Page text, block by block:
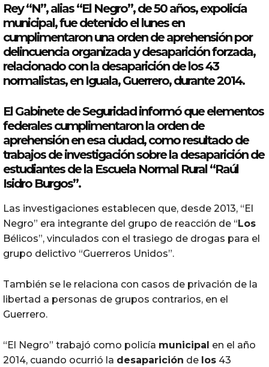
Rey “N”, alias “El Negro”, de 50 años,expolicía
municipal, fue detenido el lunes en
cumplimentaron una orden de aprehensión por
delincuencia organizada ydesapariciónforzada,
relacionado con ladesaparicióndelos43
normalistas, en Iguala, Guerrero, durante 2014.
El Gabinete de Seguridad informó que elementos
federales cumplimentaron la orden de
aprehensión en esa ciudad, como resultado de
trabajos de investigación sobre ladesapariciónde
estudiantes de la Escuela Normal Rural “Raúl
Isidro Burgos”.
Las investigaciones establecen que, desde 2013, “El
Negro” era integrante del grupo de reacción de “Los
Bélicos”, vinculados con el trasiego de drogas para el
grupo delictivo “Guerreros Unidos”.
También se le relaciona con casos de privación de la
libertad a personas de grupos contrarios, en el
Guerrero.
“El Negro” trabajó como policía municipal en el año
2014, cuando ocurrió la desaparición de los 43